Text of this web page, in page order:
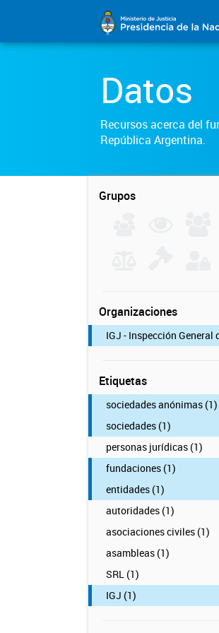
Datos
Recursos acerca del
República Argentina.
Grupos
Organizaciones
IGJ - Inspección General
Etiquetas
sociedades anónimas (1)
sociedades (1)
personas jurídicas (1)
fundaciones (1)
entidades (1)
autoridades (1)
asociaciones civiles (1)
asambleas (1)
SRL (1)
IGJ (1)